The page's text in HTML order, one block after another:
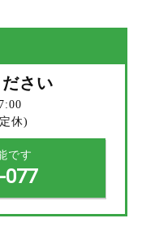
さい
休)
です
077